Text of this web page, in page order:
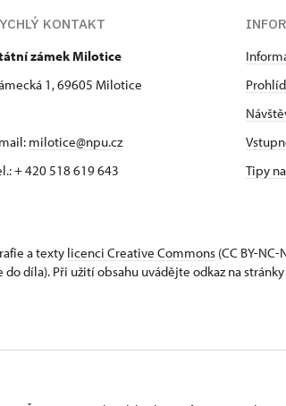
KONTAKT
zámek Milotice
1, 69605 Milotice
milotice@npu.cz
+ 420 518 619 643
Tipy
a texty licenci Creative Commons (CC BY-
díla). Při užití obsahu uvádějte odkaz na